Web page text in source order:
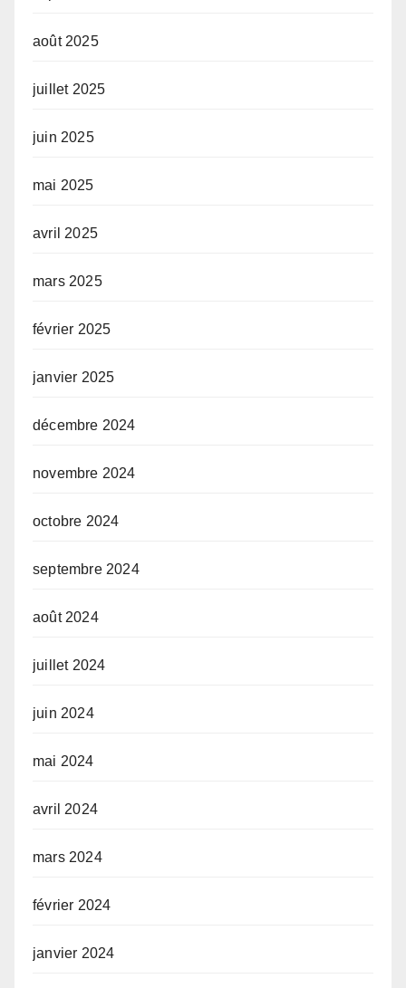
août 2025
juillet 2025
juin 2025
mai 2025
avril 2025
mars 2025
février 2025
janvier 2025
décembre 2024
novembre 2024
octobre 2024
septembre 2024
août 2024
juillet 2024
juin 2024
mai 2024
avril 2024
mars 2024
février 2024
janvier 2024